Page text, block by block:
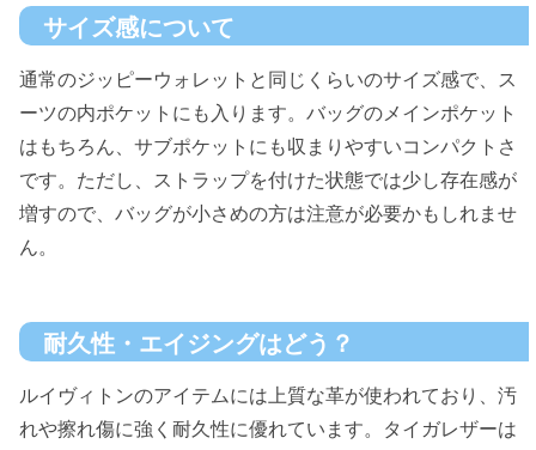
サイズ感について
通常のジッピーウォレットと同じくらいのサイズ感で、ス
ーツの内ポケットにも入ります。バッグのメインポケット
はもちろん、サブポケットにも収まりやすいコンパクトさ
です。ただし、ストラップを付けた状態では少し存在感が
増すので、バッグが小さめの方は注意が必要かもしれませ
ん。
耐久性・エイジングはどう？
ルイヴィトンのアイテムには上質な革が使われており、汚
れや擦れ傷に強く耐久性に優れています。タイガレザーは